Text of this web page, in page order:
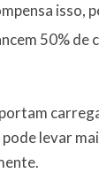
isso,
50% de
pode levar